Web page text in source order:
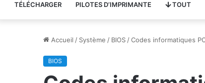
TÉLÉCHARGER PILOTES D’IMPRIMANTE TOUT
Accueil / Système / BIOS /Codes informatiques
BIOS